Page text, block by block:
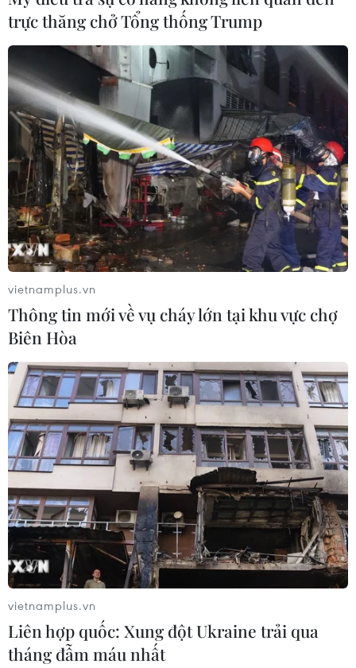
đoạn làm giả con dấu, tài liệu hết sức tinh vi.
Bộ Công an triệt phá một đường dây sản
xuất giấy tờ giả quy mô lớn
Lực lượng chức năng khám xét 7 địa điểm tại TP.HCM,
Đồng Nai, bắt quả tang các đối tượng chuyên làm giả
hồ sơ, giấy tờ, tài liệu, biển số xe các loại.
trực thăng chở Tổng thống Trump
vietnamplus.vn
Thông tin mới về vụ cháy lớn tại khu vực chợ
Biên Hòa
vietnamplus.vn
Liên hợp quốc: Xung đột Ukraine trải qua
tháng đẫm máu nhất